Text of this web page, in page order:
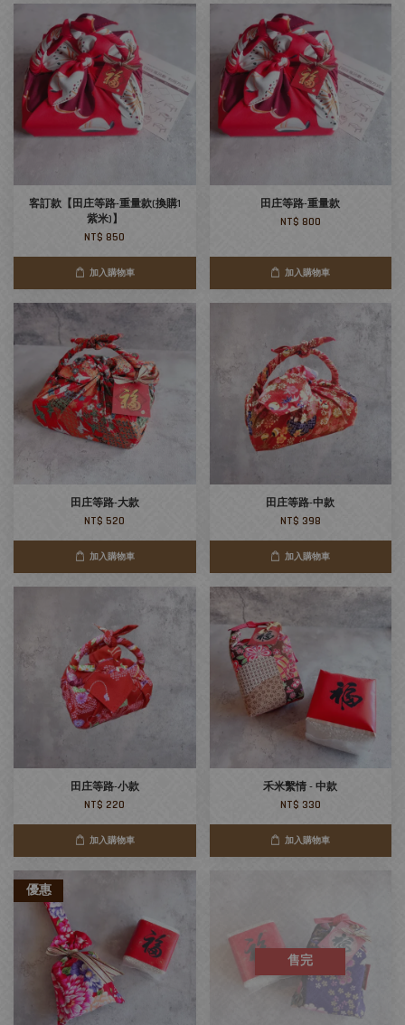
客訂款【田庄等路-重量款(換購1
紫米)】
NT$ 850
加入購物車
田庄等路-重量款
NT$ 800
加入購物車
田庄等路-大款
NT$ 520
加入購物車
田庄等路-中款
NT$ 398
加入購物車
田庄等路-小款
NT$ 220
加入購物車
禾米繫情 - 中款
NT$ 330
加入購物車
優惠
售完